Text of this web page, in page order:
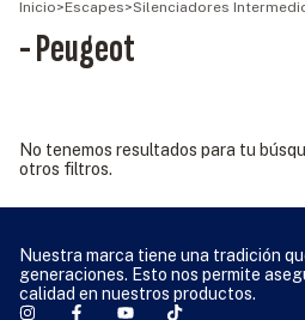
Inicio>Escapes>Silenciadores
- Peugeot
No tenemos resultados para tu
otros filtros.
Nuestra marca tiene una tradición
generaciones. Esto nos permite
calidad en nuestros productos.